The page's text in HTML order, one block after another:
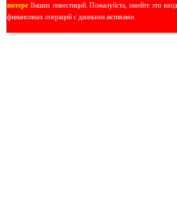
потере Ваших инвестиций. Пожалуйста, имейте это
финансовых операций с данными активами.